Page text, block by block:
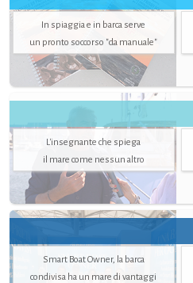
In spiaggia e in barca serve
un pronto soccorso "da manuale"
L'insegnante che spiega
il mare come nessun altro
Smart Boat Owner, la barca
condivisa ha un mare di vantaggi